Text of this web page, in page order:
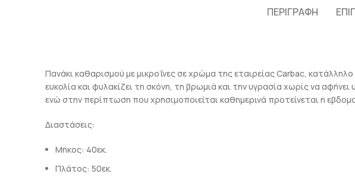
ΠΕΡΙΓΡΑΦΉ
Πανάκι καθαρισμού με μικροΐνες σε χρώμα της εταιρείας Carbac,
ευκολία και φυλακίζει τη σκόνη, τη βρωμιά και την υγρασία χωρίς να
ενώ στην περίπτωση που χρησιμοποιείται καθημερινά προτείνεται η
Διαστάσεις:
Μήκος: 40εκ.
Πλάτος: 50εκ.